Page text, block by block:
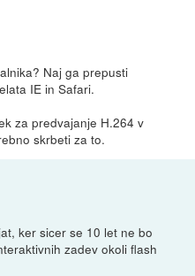
Naj ga prepusti
IE in Safari.
za predvajanje H.264 v
skrbeti za to.
ker sicer se 10 let ne bo
zadev okoli flash